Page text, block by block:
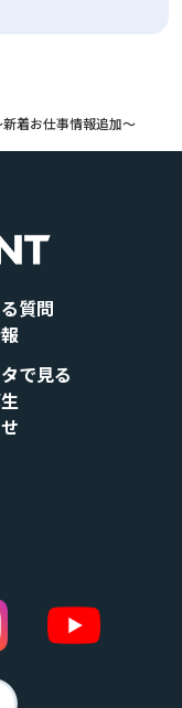
着お仕事情報追加～
質問
で見る